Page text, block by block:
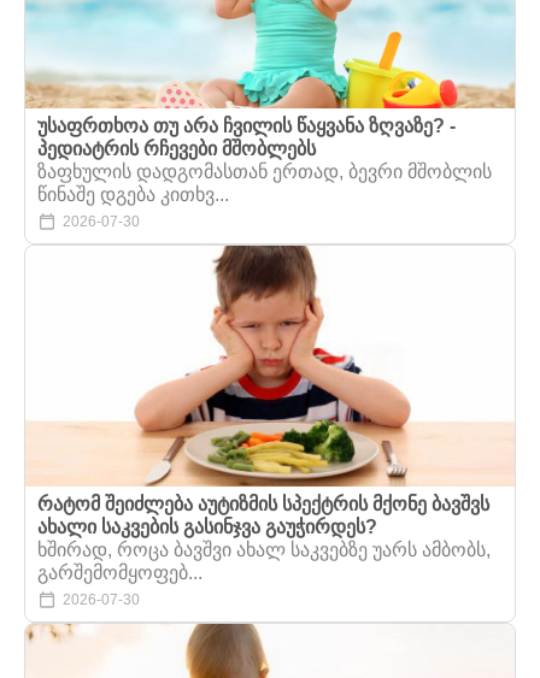
უსაფრთხოა თუ არა ჩვილის წაყვანა ზღვაზე? -
პედიატრის რჩევები მშობლებს
ზაფხულის დადგომასთან ერთად, ბევრი მშობლის
წინაშე დგება კითხვ...
2026-07-30
რატომ შეიძლება აუტიზმის სპექტრის მქონე ბავშვს
ახალი საკვების გასინჯვა გაუჭირდეს?
ხშირად, როცა ბავშვი ახალ საკვებზე უარს ამბობს,
გარშემომყოფებ...
2026-07-30